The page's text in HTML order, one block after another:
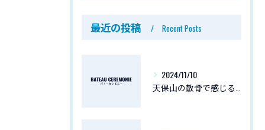
最近の投稿 Recent Posts
2024/11/10